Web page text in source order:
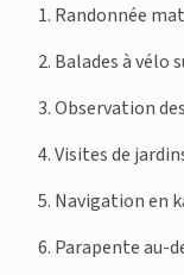
Randonnée
Balades à vélo
Observation
Visites de
Navigation en
Parapente au-